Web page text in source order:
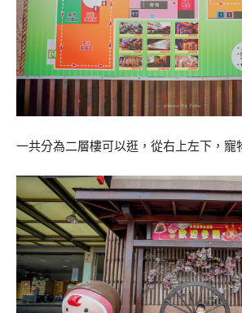
一共分為二層樓可以逛，從右上左下，寵